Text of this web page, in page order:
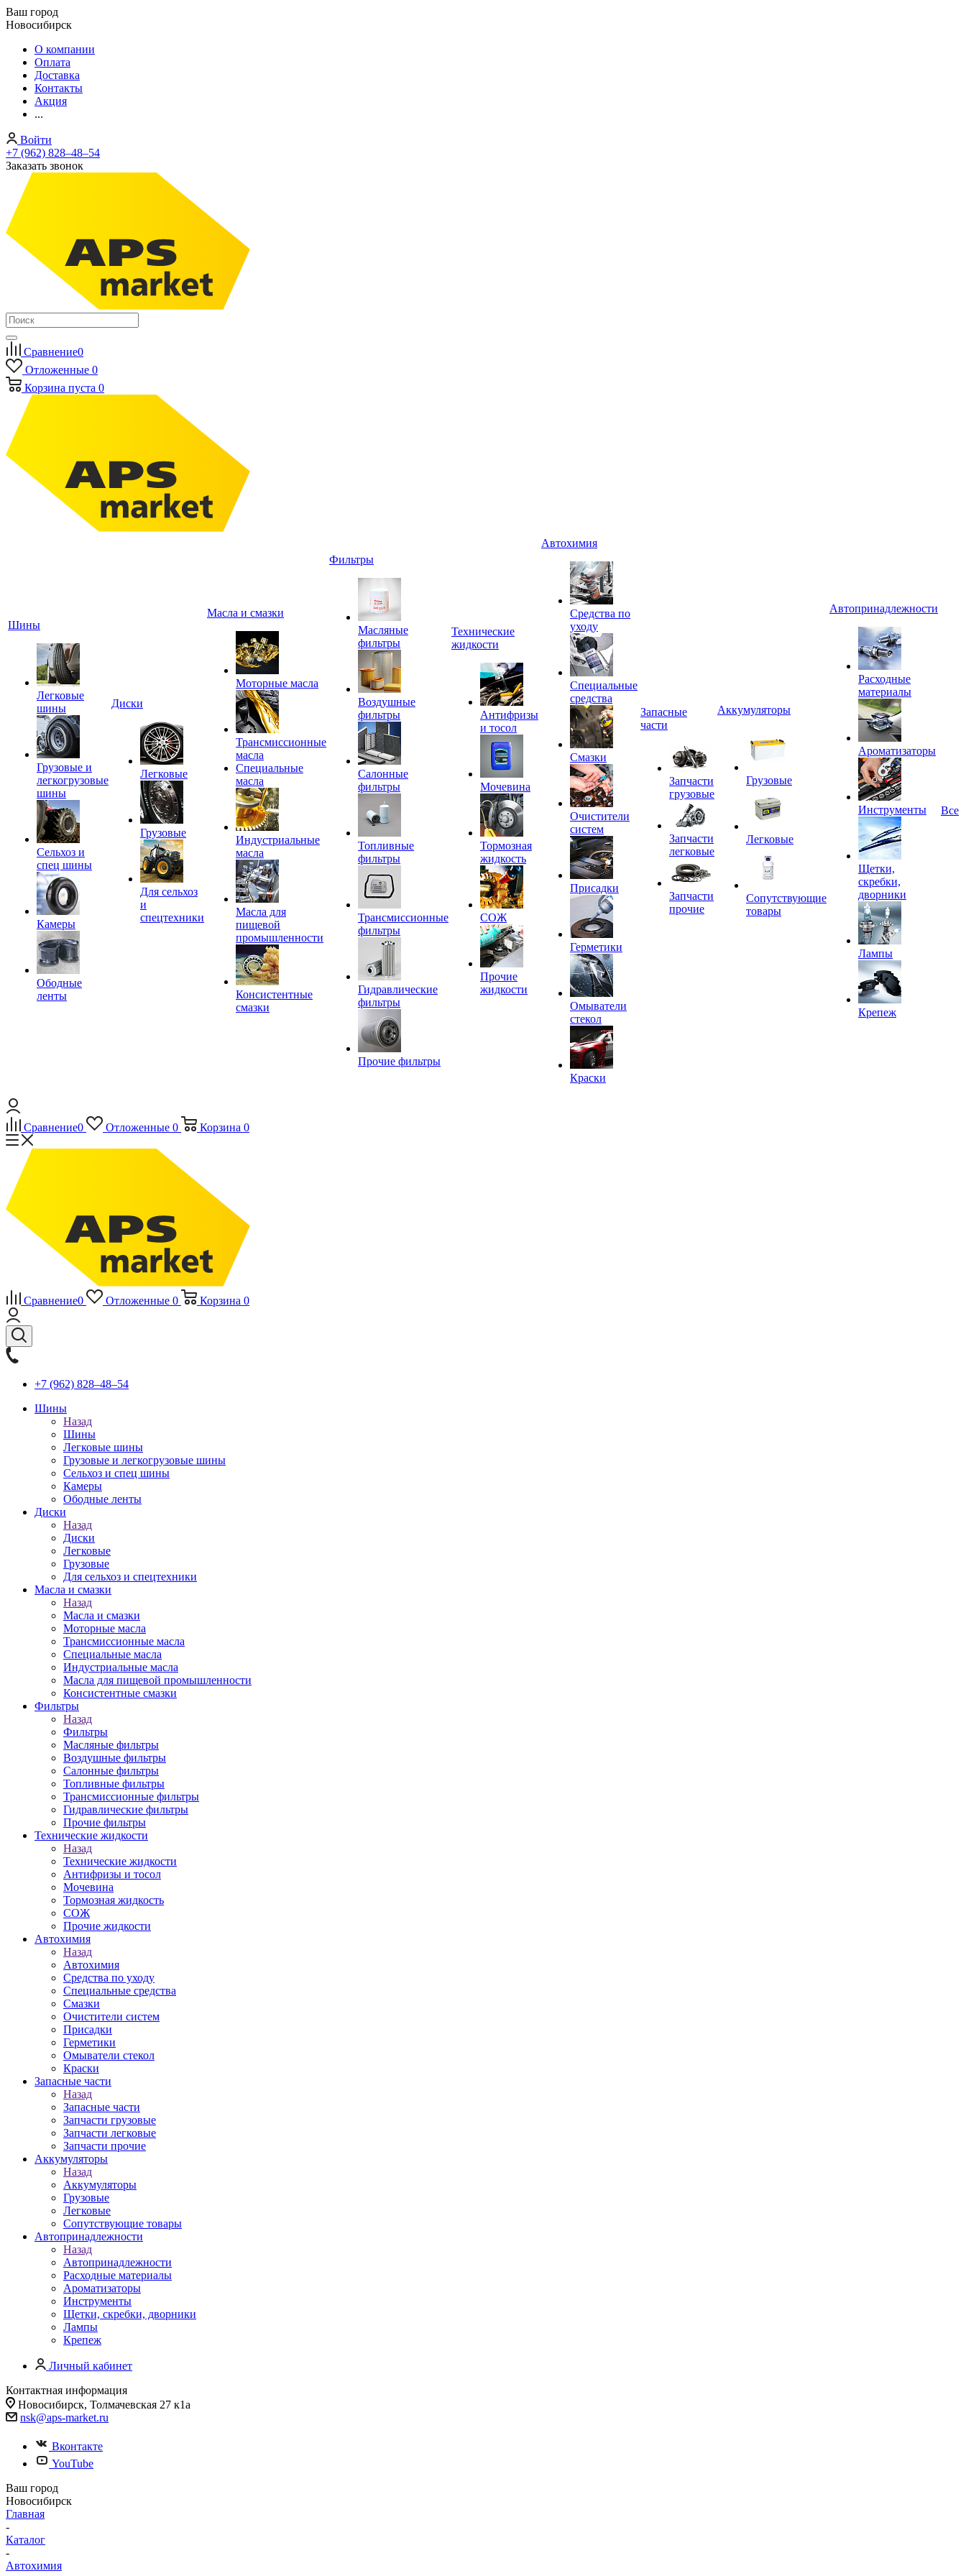
Ваш город
Новосибирск
О компании
Оплата
Доставка
Контакты
Акция
...
Войти
+7 (962) 828‒48‒54
Заказать звонок
Сравнение0
Отложенные 0
Корзина пуста 0
Шины
Легковые
шины
Грузовые и
легкогрузовые
шины
Сельхоз и
спец шины
Камеры
Ободные
ленты
Диски
Легковые
Грузовые
Для сельхоз
и
спецтехники
Масла и смазки
Моторные масла
Трансмиссионные
масла
Специальные
масла
Индустриальные
масла
Масла для
пищевой
промышленности
Консистентные
смазки
Фильтры
Масляные
фильтры
Воздушные
фильтры
Салонные
фильтры
Топливные
фильтры
Трансмиссионные
фильтры
Гидравлические
фильтры
Прочие фильтры
Технические
жидкости
Антифризы
и тосол
Мочевина
Тормозная
жидкость
СОЖ
Прочие
жидкости
Автохимия
Средства по
уходу
Специальные
средства
Смазки
Очистители
систем
Присадки
Герметики
Омыватели
стекол
Краски
Запасные
части
Запчасти
грузовые
Запчасти
легковые
Запчасти
прочие
Аккумуляторы
Грузовые
Легковые
Сопутствующие
товары
Автопринадлежности
Расходные
материалы
Ароматизаторы
Инструменты
Щетки,
скребки,
дворники
Лампы
Крепеж
Все
Сравнение0 Отложенные 0 Корзина 0
Сравнение0 Отложенные 0 Корзина 0
+7 (962) 828‒48‒54
Шины
Назад
Шины
Легковые шины
Грузовые и легкогрузовые шины
Сельхоз и спец шины
Камеры
Ободные ленты
Диски
Назад
Диски
Легковые
Грузовые
Для сельхоз и спецтехники
Масла и смазки
Назад
Масла и смазки
Моторные масла
Трансмиссионные масла
Специальные масла
Индустриальные масла
Масла для пищевой промышленности
Консистентные смазки
Фильтры
Назад
Фильтры
Масляные фильтры
Воздушные фильтры
Салонные фильтры
Топливные фильтры
Трансмиссионные фильтры
Гидравлические фильтры
Прочие фильтры
Технические жидкости
Назад
Технические жидкости
Антифризы и тосол
Мочевина
Тормозная жидкость
СОЖ
Прочие жидкости
Автохимия
Назад
Автохимия
Средства по уходу
Специальные средства
Смазки
Очистители систем
Присадки
Герметики
Омыватели стекол
Краски
Запасные части
Назад
Запасные части
Запчасти грузовые
Запчасти легковые
Запчасти прочие
Аккумуляторы
Назад
Аккумуляторы
Грузовые
Легковые
Сопутствующие товары
Автопринадлежности
Назад
Автопринадлежности
Расходные материалы
Ароматизаторы
Инструменты
Щетки, скребки, дворники
Лампы
Крепеж
Личный кабинет
Контактная информация
Новосибирск, Толмачевская 27 к1а
nsk@aps-market.ru
Вконтакте
YouTube
Ваш город
Новосибирск
Главная
-
Каталог
-
Автохимия